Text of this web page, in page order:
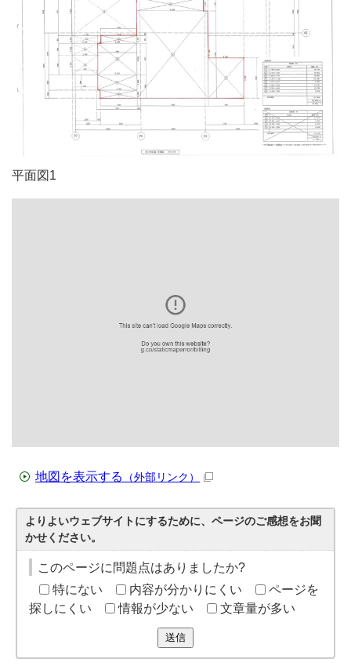
平面図1
地図を表示する （外部リンク）
よりよいウェブサイトにするために、ページのご感想をお聞
かせください。
このページに問題点はありましたか?
特にない
内容が分かりにくい
ページを
探しにくい
情報が少ない 文章量が多い
送信